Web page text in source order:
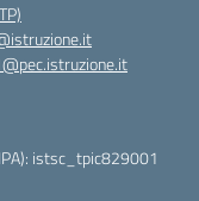
istsc_tpic829001